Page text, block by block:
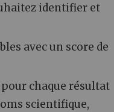
identifier et
avec un score de
chaque résultat
scientifique,